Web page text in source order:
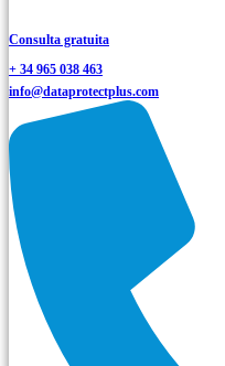
Consulta gratuita
+ 34 965 038 463
info@dataprotectplus.com